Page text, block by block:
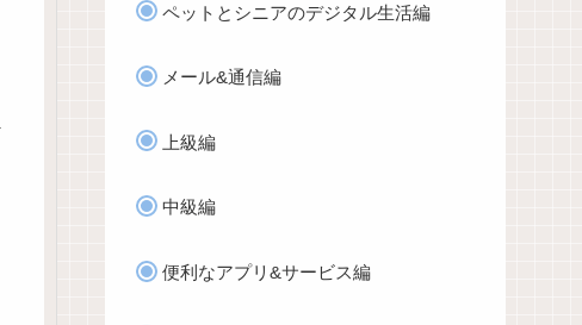
ペットとシニアのデジタル生活編
メール&通信編
上級編
中級編
便利なアプリ&サービス編